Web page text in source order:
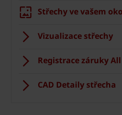
Střechy ve vašem
Vizualizace střechy
Registrace záruky
CAD Detaily střecha